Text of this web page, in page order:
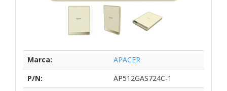
Marca:
APACER
P/N:
AP512GAS724C-1